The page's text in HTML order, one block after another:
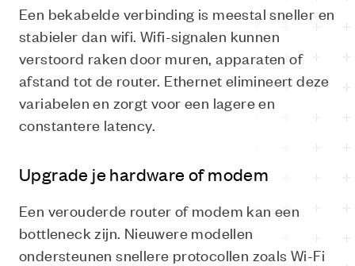
Een bekabelde verbinding is meestal sneller en
stabieler dan wifi. Wifi-signalen kunnen
verstoord raken door muren, apparaten of
afstand tot de router. Ethernet elimineert deze
variabelen en zorgt voor een lagere en
constantere latency.
Upgrade je hardware of modem
Een verouderde router of modem kan een
bottleneck zijn. Nieuwere modellen
ondersteunen snellere protocollen zoals Wi-Fi